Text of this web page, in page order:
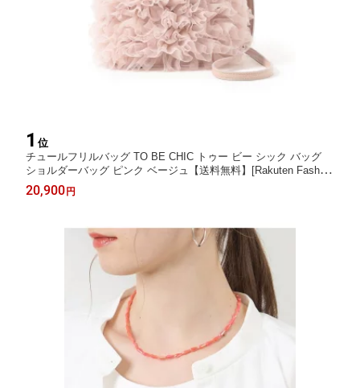
1 位
チュールフリルバッグ TO BE CHIC トゥー ビー シック バッグ
ショルダーバッグ ピンク ベージュ【送料無料】[Rakuten Fashio
n]
20,900円